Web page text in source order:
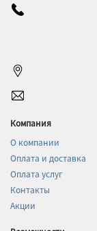
Компания
О компании
Оплата и доставка
Оплата услуг
Контакты
Акции